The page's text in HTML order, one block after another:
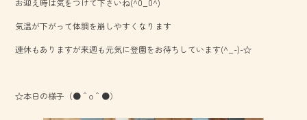
b
o
ok
気温が下がって体調を崩しやすくなります
連休もありますが来週も元気に登園をお待ちしています(^_-)-☆
☆本日の様子（●＾o＾●）